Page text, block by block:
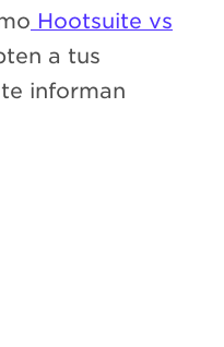
Hootsuite vs
a tus
informan